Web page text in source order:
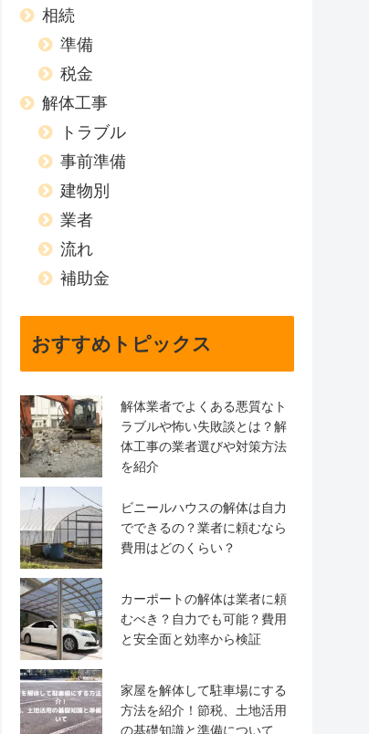
相続
準備
税金
解体工事
トラブル
事前準備
建物別
業者
流れ
補助金
おすすめトピックス
解体業者でよくある悪質なト
ラブルや怖い失敗談とは？解
体工事の業者選びや対策方法
を紹介
ビニールハウスの解体は自力
でできるの？業者に頼むなら
費用はどのくらい？
カーポートの解体は業者に頼
むべき？自力でも可能？費用
と安全面と効率から検証
家屋を解体して駐車場にする
方法を紹介！節税、土地活用
の基礎知識と準備について